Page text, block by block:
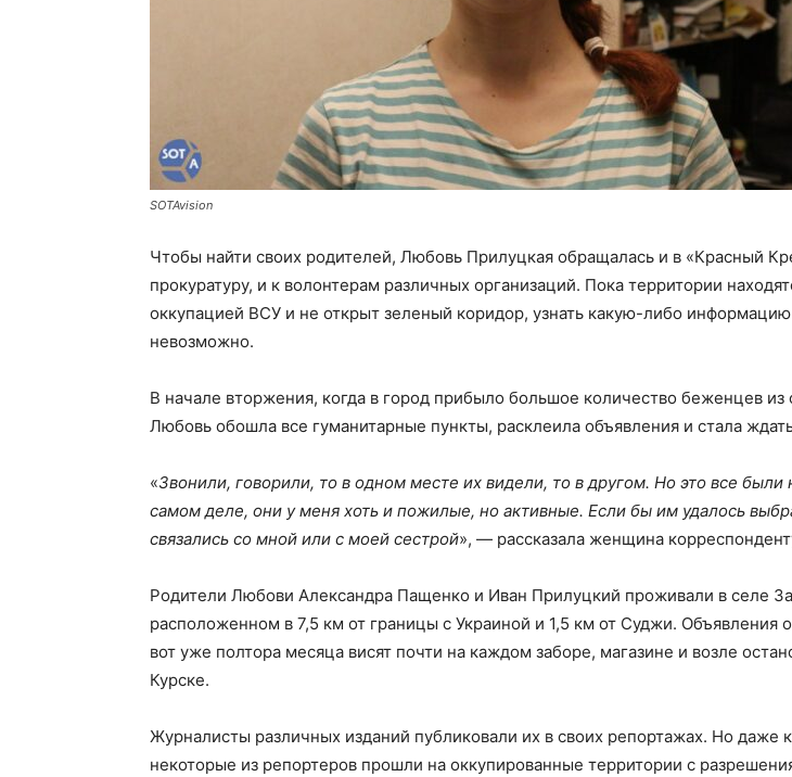
SOTAvision
Чтобы найти своих родителей, Любовь Прилуцкая обращалась и в «Красный
прокуратуру, и к волонтерам различных организаций. Пока территории
оккупацией ВСУ и не открыт зеленый коридор, узнать какую-либо
невозможно.
В начале вторжения, когда в город прибыло большое количество беженцев из
Любовь обошла все гуманитарные пункты, расклеила объявления и стала
«Звонили, говорили, то в одном месте их видели, то в другом. Но это все были
самом деле, они у меня хоть и пожилые, но активные. Если бы им удалось
связались со мной или с моей сестрой», — рассказала женщина
Родители Любови Александра Пащенко и Иван Прилуцкий проживали в селе
расположенном в 7,5 км от границы с Украиной и 1,5 км от Суджи. Объявления
вот уже полтора месяца висят почти на каждом заборе, магазине и возле
Курске.
Журналисты различных изданий публиковали их в своих репортажах. Но даже
некоторые из репортеров прошли на оккупированные территории с